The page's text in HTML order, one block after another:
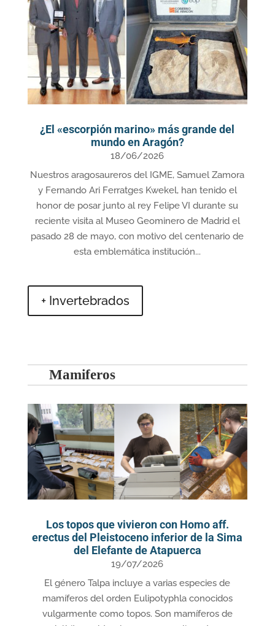
¿El «escorpión marino» más grande del
mundo en Aragón?
18/06/2026
Nuestros aragosaureros del IGME, Samuel Zamora
y Fernando Ari Ferratges Kwekel, han tenido el
honor de posar junto al rey Felipe VI durante su
reciente visita al Museo Geominero de Madrid el
pasado 28 de mayo, con motivo del centenario de
esta emblemática institución...
+ Invertebrados
Mamiferos
Los topos que vivieron con Homo aff.
erectus del Pleistoceno inferior de la Sima
del Elefante de Atapuerca
19/07/2026
El género Talpa incluye a varias especies de
mamíferos del orden Eulipotyphla conocidos
vulgarmente como topos. Son mamíferos de